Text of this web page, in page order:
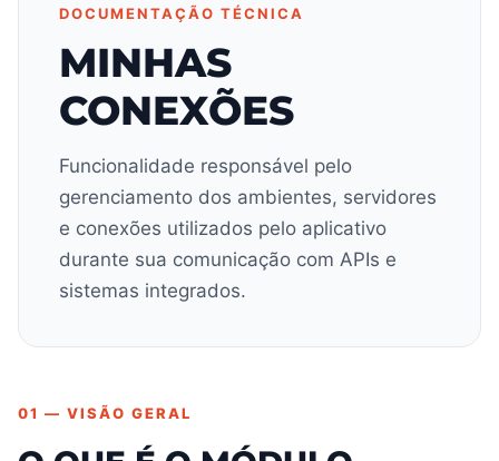
DOCUMENTAÇÃO TÉCNICA
MINHAS
CONEXÕES
Funcionalidade responsável pelo
gerenciamento dos ambientes, servidores
e conexões utilizados pelo aplicativo
durante sua comunicação com APIs e
sistemas integrados.
01 — VISÃO GERAL